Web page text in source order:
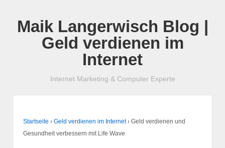
Maik Langerwisch Blog |
Geld verdienen im
Internet
Internet Marketing & Computer Experte
Startseite › Geld verdienen im Internet › Geld verdienen und
Gesundheit verbessern mit Life Wave